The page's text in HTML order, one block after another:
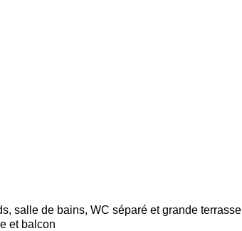
salle de bains, WC séparé et grande terrasse
et balcon